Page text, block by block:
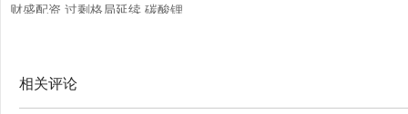
财盛配资 过剩格局延续 碳酸锂
相关评论